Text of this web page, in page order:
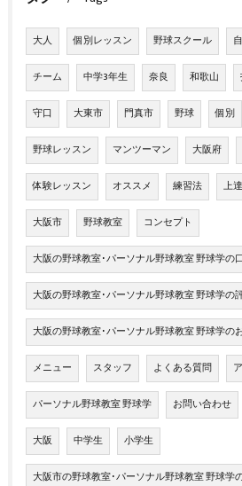
大人 個別レッスン 野球スクール
チーム 中学3年生 奈良 和歌山
守口 大東市 門真市 野球 個別
野球レッスン マンツーマン 大阪府
体験レッスン オススメ 練習法 上
大阪市 野球教室 コンセプト
大阪の野球教室･パーソナル野球教室 野球学の
大阪の野球教室･パーソナル野球教室 野球学の
大阪の野球教室･パーソナル野球教室 野球学の
メニュー スタッフ よくある質問
パーソナル野球教室 野球学 お問い合わせ
大阪 中学生 小学生
大阪市の野球教室･パーソナル野球教室 野球学